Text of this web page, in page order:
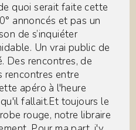
quoi serait faite cette
annoncés et pas un
de s’inquiéter
Un vrai public de
Des rencontres, de
rencontres entre
apéro à l'heure
fallait.Et toujours le
rouge, notre libraire